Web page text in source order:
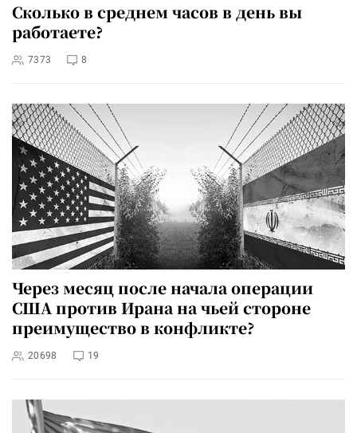
Сколько в среднем часов в день вы
работаете?
7373 8
Через месяц после начала операции
США против Ирана на чьей стороне
преимущество в конфликте?
20698 19